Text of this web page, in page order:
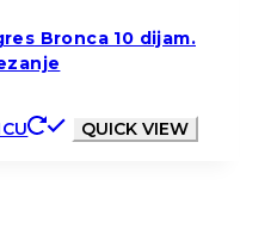
Bronca 10 dijam.
QUICK VIEW